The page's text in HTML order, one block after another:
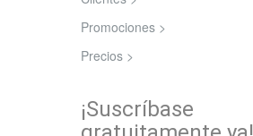
Promociones >
Precios >
¡Suscríbase